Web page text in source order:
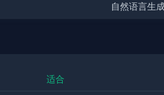
自然语言生
适合